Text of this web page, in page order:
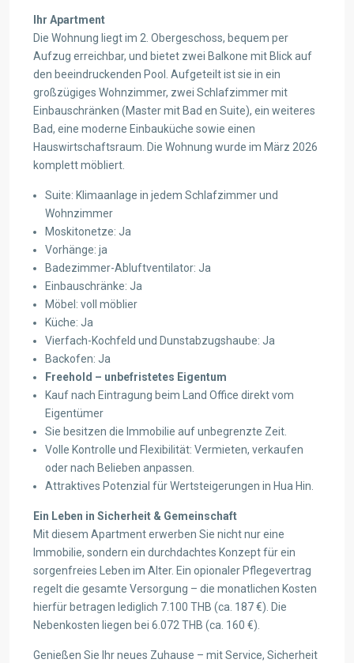
Ihr Apartment
Die Wohnung liegt im 2. Obergeschoss, bequem per
Aufzug erreichbar, und bietet zwei Balkone mit Blick auf
den beeindruckenden Pool. Aufgeteilt ist sie in ein
großzügiges Wohnzimmer, zwei Schlafzimmer mit
Einbauschränken (Master mit Bad en Suite), ein weiteres
Bad, eine moderne Einbauküche sowie einen
Hauswirtschaftsraum. Die Wohnung wurde im März 2026
komplett möbliert.
Suite: Klimaanlage in jedem Schlafzimmer und
Wohnzimmer
Moskitonetze: Ja
Vorhänge: ja
Badezimmer-Abluftventilator: Ja
Einbauschränke: Ja
Möbel: voll möblier
Küche: Ja
Vierfach-Kochfeld und Dunstabzugshaube: Ja
Backofen: Ja
Freehold – unbefristetes Eigentum
Kauf nach Eintragung beim Land Office direkt vom
Eigentümer
Sie besitzen die Immobilie auf unbegrenzte Zeit.
Volle Kontrolle und Flexibilität: Vermieten, verkaufen
oder nach Belieben anpassen.
Attraktives Potenzial für Wertsteigerungen in Hua Hin.
Ein Leben in Sicherheit & Gemeinschaft
Mit diesem Apartment erwerben Sie nicht nur eine
Immobilie, sondern ein durchdachtes Konzept für ein
sorgenfreies Leben im Alter. Ein opionaler Pflegevertrag
regelt die gesamte Versorgung – die monatlichen Kosten
hierfür betragen lediglich 7.100 THB (ca. 187 €). Die
Nebenkosten liegen bei 6.072 THB (ca. 160 €).
Genießen Sie Ihr neues Zuhause – mit Service, Sicherheit